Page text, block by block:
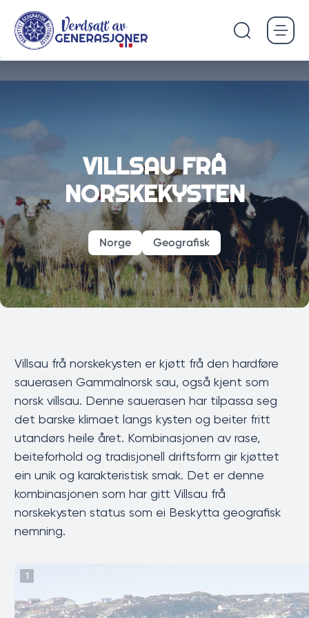
hovedinnhold
VILLSAU FRÅ
NORSKEKYSTEN
Norge Geografisk
Villsau frå norskekysten er kjøtt frå den hardføre
sauerasen Gammalnorsk sau, også kjent som
norsk villsau. Denne sauerasen har tilpassa seg
det barske klimaet langs kysten og beiter fritt
utandørs heile året. Kombinasjonen av rase,
beiteforhold og tradisjonell driftsform gir kjøttet
ein unik og karakteristisk smak. Det er denne
kombinasjonen som har gitt Villsau frå
norskekysten status som ei Beskytta geografisk
nemning.
1